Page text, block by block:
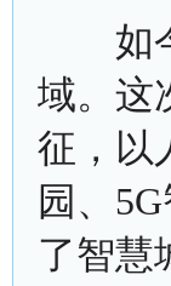
如今
域。这
征，以
园、
了智慧